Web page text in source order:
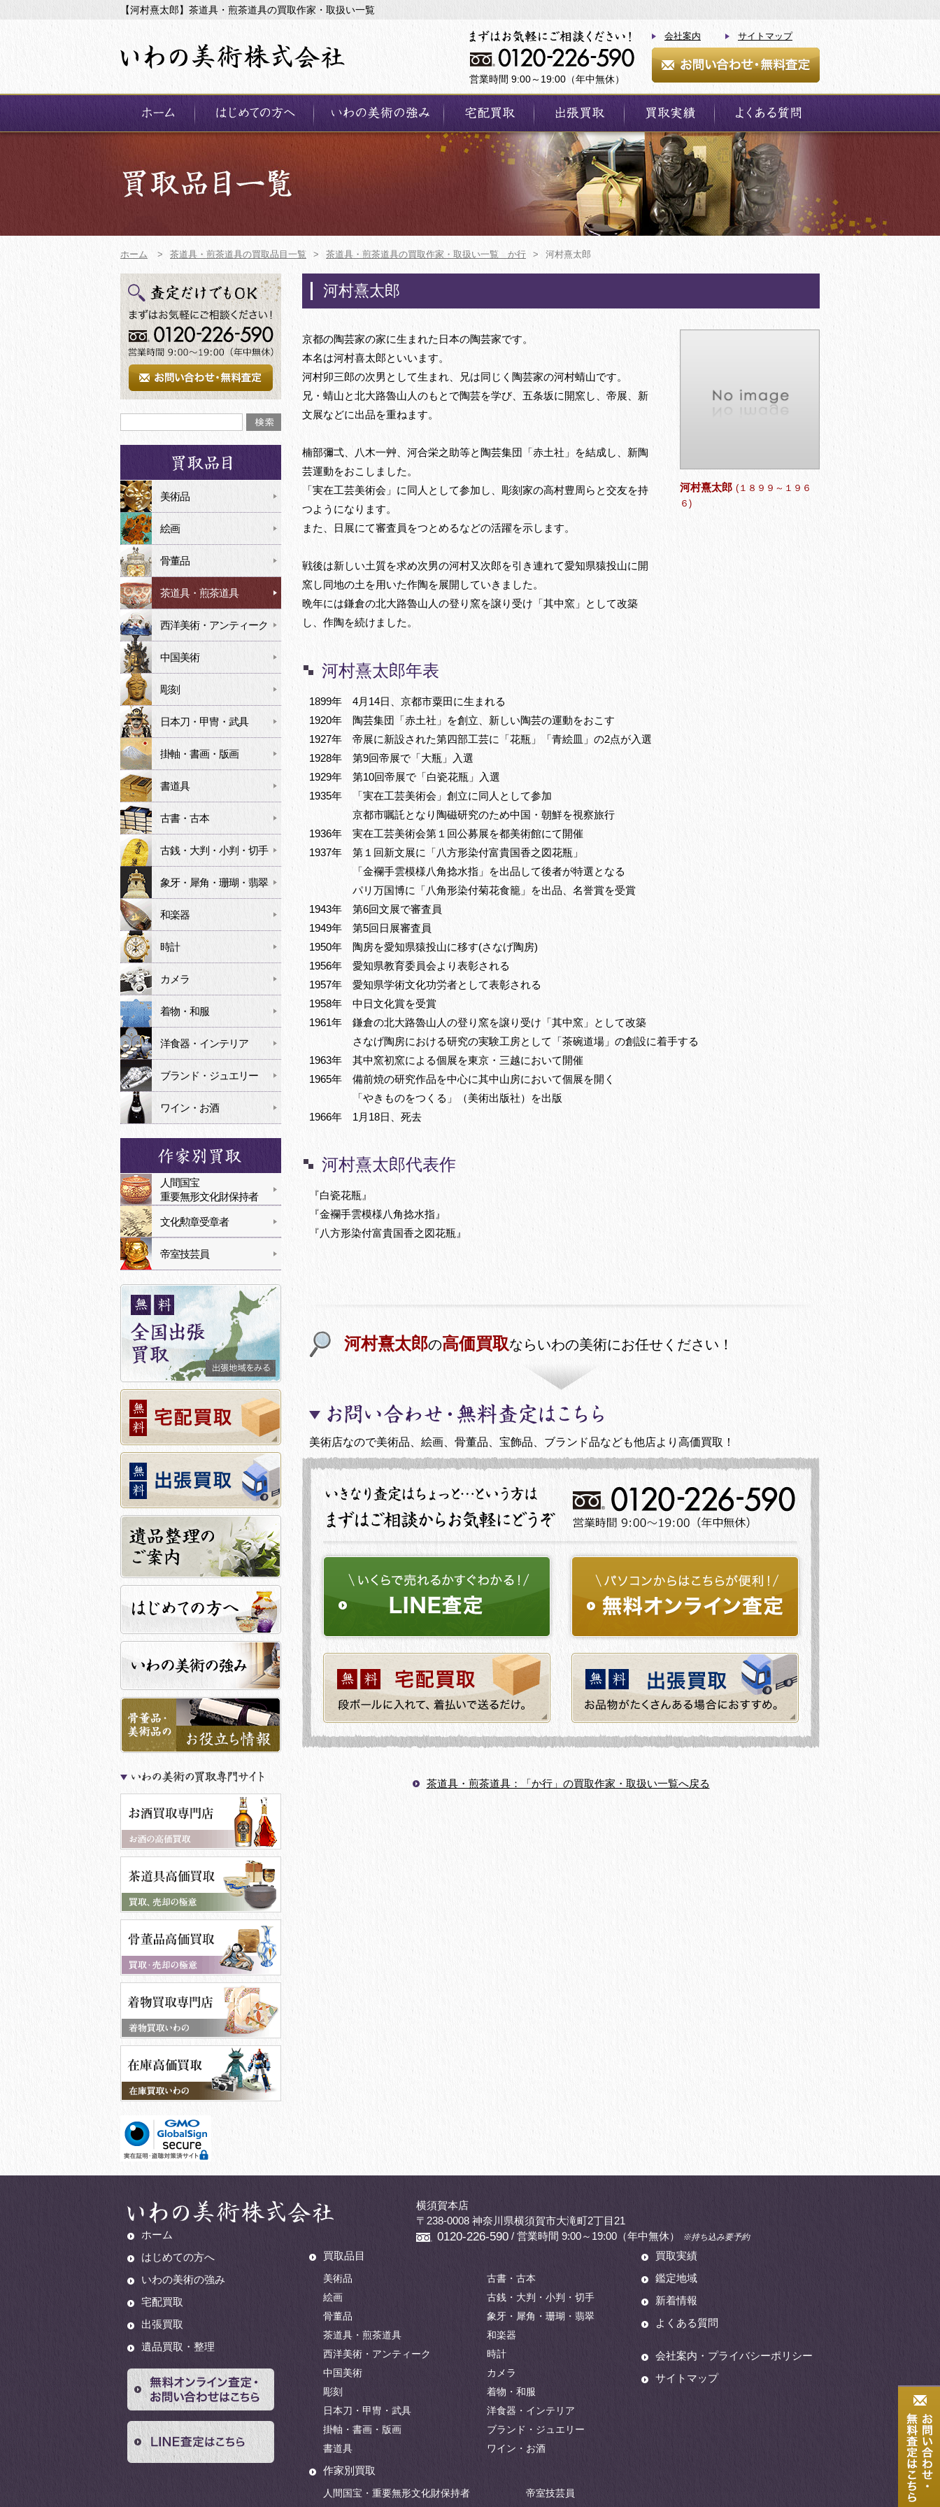
【河村熹太郎】茶道具・煎茶道具の買取作家・取扱い一覧
営業時間 9:00～19:00（年中無休）
会社案内 サイトマップ
ホーム > 茶道具・煎茶道具の買取品目一覧 > 茶道具・煎茶道具の買取作家・取扱い一覧 か行 > 河村熹太郎
河村熹太郎
河村熹太郎 (１８９９～１９６
６)
京都の陶芸家の家に生まれた日本の陶芸家です。
本名は河村喜太郎といいます。
河村卯三郎の次男として生まれ、兄は同じく陶芸家の河村蜻山です。
兄・蜻山と北大路魯山人のもとで陶芸を学び、五条坂に開窯し、帝展、新
文展などに出品を重ねます。
楠部彌弌、八木一艸、河合栄之助等と陶芸集団「赤土社」を結成し、新陶
芸運動をおこしました。
「実在工芸美術会」に同人として参加し、彫刻家の高村豊周らと交友を持
つようになります。
また、日展にて審査員をつとめるなどの活躍を示します。
戦後は新しい土質を求め次男の河村又次郎を引き連れて愛知県猿投山に開
窯し同地の土を用いた作陶を展開していきました。
晩年には鎌倉の北大路魯山人の登り窯を譲り受け「其中窯」として改築
し、作陶を続けました。
河村熹太郎年表
1899年 4月14日、京都市粟田に生まれる
1920年 陶芸集団「赤土社」を創立、新しい陶芸の運動をおこす
1927年 帝展に新設された第四部工芸に「花瓶」「青絵皿」の2点が入選
1928年 第9回帝展で「大瓶」入選
1929年 第10回帝展で「白瓷花瓶」入選
1935年 「実在工芸美術会」創立に同人として参加
京都市嘱託となり陶磁研究のため中国・朝鮮を視察旅行
1936年 実在工芸美術会第１回公募展を都美術館にて開催
1937年 第１回新文展に「八方形染付富貴国香之図花瓶」
「金襴手雲模様八角捻水指」を出品して後者が特選となる
パリ万国博に「八角形染付菊花食籠」を出品、名誉賞を受賞
1943年 第6回文展で審査員
1949年 第5回日展審査員
1950年 陶房を愛知県猿投山に移す(さなげ陶房)
1956年 愛知県教育委員会より表彰される
1957年 愛知県学術文化功労者として表彰される
1958年 中日文化賞を受賞
1961年 鎌倉の北大路魯山人の登り窯を譲り受け「其中窯」として改築
さなげ陶房における研究の実験工房として「茶碗道場」の創設に着手する
1963年 其中窯初窯による個展を東京・三越において開催
1965年 備前焼の研究作品を中心に其中山房において個展を開く
「やきものをつくる」（美術出版社）を出版
1966年 1月18日、死去
河村熹太郎代表作
『白瓷花瓶』
『金襴手雲模様八角捻水指』
『八方形染付富貴国香之図花瓶』
河村熹太郎の高価買取ならいわの美術にお任せください！
美術店なので美術品、絵画、骨董品、宝飾品、ブランド品なども他店より高価買取！
茶道具・煎茶道具：「か行」の買取作家・取扱い一覧へ戻る
美術品
絵画
骨董品
茶道具・煎茶道具
西洋美術・アンティーク
中国美術
彫刻
日本刀・甲冑・武具
掛軸・書画・版画
書道具
古書・古本
古銭・大判・小判・切手
象牙・犀角・珊瑚・翡翠
和楽器
時計
カメラ
着物・和服
洋食器・インテリア
ブランド・ジュエリー
ワイン・お酒
人間国宝
重要無形文化財保持者
文化勲章受章者
帝室技芸員
横須賀本店
〒238-0008 神奈川県横須賀市大滝町2丁目21
0120-226-590 / 営業時間 9:00～19:00（年中無休） ※持ち込み要予約
ホーム
はじめての方へ
いわの美術の強み
宅配買取
出張買取
遺品買取・整理
買取品目
美術品
絵画
骨董品
茶道具・煎茶道具
西洋美術・アンティーク
中国美術
彫刻
日本刀・甲冑・武具
掛軸・書画・版画
書道具
古書・古本
古銭・大判・小判・切手
象牙・犀角・珊瑚・翡翠
和楽器
時計
カメラ
着物・和服
洋食器・インテリア
ブランド・ジュエリー
ワイン・お酒
買取実績
鑑定地域
新着情報
よくある質問
会社案内・プライバシーポリシー
サイトマップ
作家別買取
人間国宝・重要無形文化財保持者
帝室技芸員